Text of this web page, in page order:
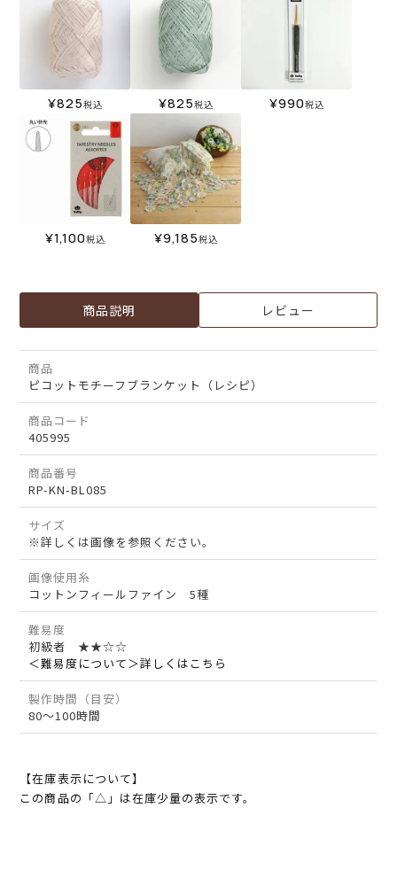
¥825税込 ¥825税込 ¥990税込
¥1,100税込 ¥9,185税込
商品説明 レビュー
商品
ピコットモチーフブランケット（レシピ）
商品コード
405995
商品番号
RP-KN-BL085
サイズ
※詳しくは画像を参照ください。
画像使用糸
コットンフィールファイン 5種
難易度
初級者 ★★☆☆
＜難易度について＞詳しくはこちら
製作時間（目安）
80～100時間
【在庫表示について】
この商品の「△」は在庫少量の表示です。